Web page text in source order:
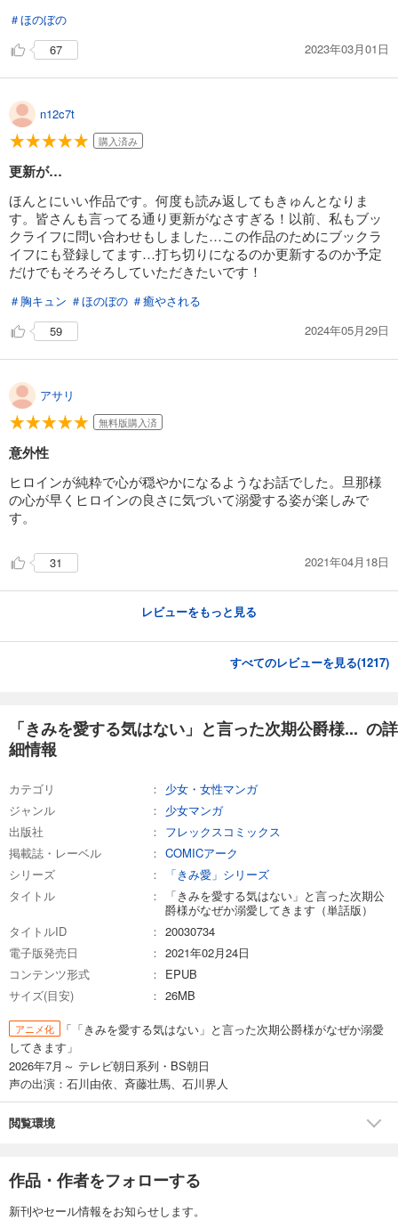
試し読み
あらすじを表示する
「きみを愛する気はない」と言った次期公爵様がなぜか溺愛してきます（単話版）第23話
165円 (税込)
カート
「きみを愛する気はない」と言った次期公爵様がなぜか溺愛してきます（単話版）第24話
「きみを愛する気はない」と言った次期公爵様がなぜか溺愛してきます（単話版）第25話
165 円 (税込)
試し読み
カート
＃ほのぼの
67
2023年03月01日
n12c7t
購入済み
更新が…
ほんとにいい作品です。何度も読み返してもきゅんとなりま
す。皆さんも言ってる通り更新がなさすぎる！以前、私もブッ
クライフに問い合わせもしました…この作品のためにブックラ
イフにも登録してます…打ち切りになるのか更新するのか予定
だけでもそろそろしていただきたいです！
＃胸キュン ＃ほのぼの ＃癒やされる
59
2024年05月29日
アサリ
無料版購入済
意外性
ヒロインが純粋で心が穏やかになるようなお話でした。旦那様
の心が早くヒロインの良さに気づいて溺愛する姿が楽しみで
す。
31 2021年04月18日
レビューをもっと見る
すべてのレビューを見る(1217)
「きみを愛する気はない」と言った次期公爵様... の詳
細情報
カテゴリ
少女・女性マンガ
ジャンル
少女マンガ
出版社
フレックスコミックス
掲載誌・レーベル
COMICアーク
シリーズ
「きみ愛」シリーズ
タイトル
「きみを愛する気はない」と言った次期公
爵様がなぜか溺愛してきます（単話版）
タイトルID
20030734
電子版発売日
2021年02月24日
コンテンツ形式
EPUB
サイズ(目安)
26MB
アニメ化
「「きみを愛する気はない」と言った次期公爵様がなぜか溺愛
してきます」
2026年7月～ テレビ朝日系列・BS朝日
声の出演：石川由依、斉藤壮馬、石川界人
閲覧環境
作品・作者をフォローする
新刊やセール情報をお知らせします。